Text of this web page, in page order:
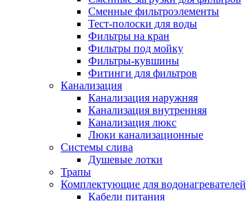
Сменные фильтроэлементы
Тест-полоски для воды
Фильтры на кран
Фильтры под мойку
Фильтры-кувшины
Фитинги для фильтров
Канализация
Канализация наружняя
Канализация внутренняя
Канализация люкс
Люки канализационные
Системы слива
Душевые лотки
Трапы
Комплектующие для водонагревателей
Кабели питания